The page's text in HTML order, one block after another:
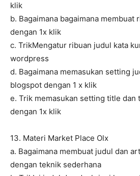
klik
b. Bagaimana bagaimana membuat
dengan 1x klik
c. TrikMengatur ribuan judul kata
wordpress
d. Bagaimana memasukan setting
blogspot dengan 1 x klik
e. Trik memasukan setting title dan
dengan 1x klik
13. Materi Market Place Olx
a. Bagaimana membuat judul dan
dengan teknik sederhana